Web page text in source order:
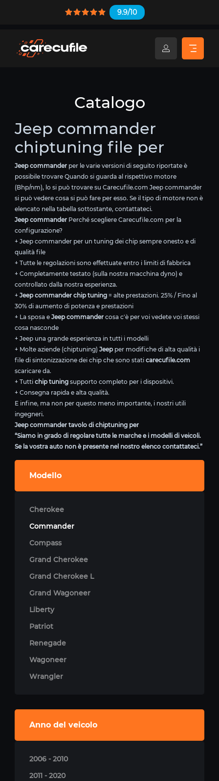
9.9/10
Catalogo
Jeep commander
chiptuning file per
Jeep commander per le varie versioni di seguito riportate è
possibile trovare Quando si guarda al rispettivo motore
(Bhp/nm), lo si può trovare su Carecufile.com Jeep commander
si può vedere cosa si può fare per esso. Se il tipo di motore non è
elencato nella tabella sottostante, contattateci.
Jeep commander Perché scegliere Carecufile.com per la
configurazione?
+ Jeep commander per un tuning dei chip sempre onesto e di
qualità file
+ Tutte le regolazioni sono effettuate entro i limiti di fabbrica
+ Completamente testato (sulla nostra macchina dyno) e
controllato dalla nostra esperienza.
+ Jeep commander chip tuning = alte prestazioni. 25% / Fino al
30% di aumento di potenza e prestazioni
+ La sposa e Jeep commander cosa c'è per voi vedete voi stessi
cosa nasconde
+ Jeep una grande esperienza in tutti i modelli
+ Molte aziende (chiptuning) Jeepper modifiche di alta qualità i
file di sintonizzazione dei chip che sono stati carecufile.com
scaricare da.
+ Tutti chip tuning supporto completo per i dispositivi.
+ Consegna rapida e alta qualità.
E infine, ma non per questo meno importante, i nostri utili
ingegneri.
Jeep commander tavolo di chiptuning per
“Siamo in grado di regolare tutte le marche e i modelli di veicoli.
Se la vostra auto non è presente nel nostro elenco contattateci.”
Modello
Cherokee
Commander
Compass
Grand Cherokee
Grand Cherokee L
Grand Wagoneer
Liberty
Patriot
Renegade
Wagoneer
Wrangler
Anno del veicolo
2006 - 2010
2011 - 2020